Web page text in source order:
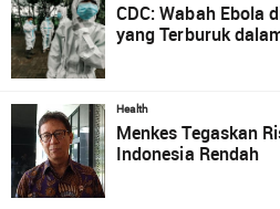
CDC: Wabah Ebola
yang Terburuk
Health
Menkes Tegaskan
Indonesia Rendah